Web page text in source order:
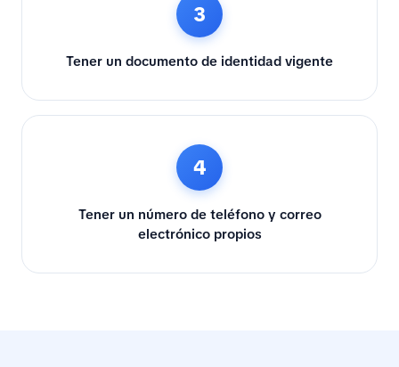
3
Tener un documento de identidad vigente
4
Tener un número de teléfono y correo
electrónico propios